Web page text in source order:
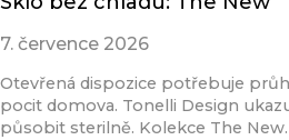
7. července 2026
Otevřená dispozice potřebuje
pocit domova. Tonelli Design
působit sterilně. Kolekce The